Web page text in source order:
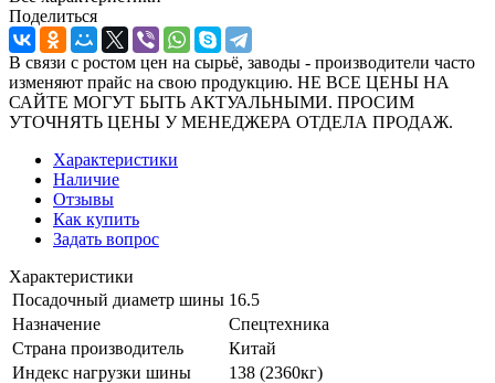
Поделиться
В связи с ростом цен на сырьё, заводы - производители часто
изменяют прайс на свою продукцию. НЕ ВСЕ ЦЕНЫ НА
САЙТЕ МОГУТ БЫТЬ АКТУАЛЬНЫМИ. ПРОСИМ
УТОЧНЯТЬ ЦЕНЫ У МЕНЕДЖЕРА ОТДЕЛА ПРОДАЖ.
Характеристики
Наличие
Отзывы
Как купить
Задать вопрос
Характеристики
Посадочный диаметр шины 16.5
Назначение
Спецтехника
Страна производитель
Китай
Индекс нагрузки шины
138 (2360кг)